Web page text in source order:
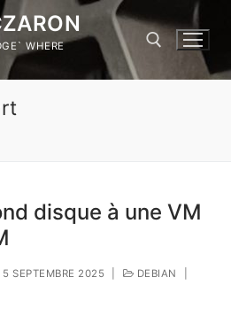
WHERE
disque à une VM
5 SEPTEMBRE 2025 DEBIAN